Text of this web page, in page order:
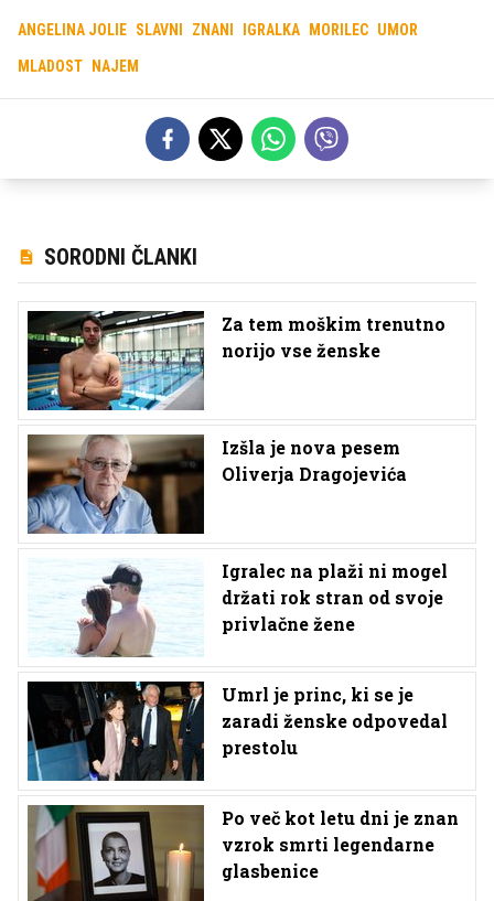
ANGELINA JOLIE SLAVNI ZNANI IGRALKA MORILEC UMOR
MLADOST NAJEM
SORODNI ČLANKI
Za tem moškim trenutno
norijo vse ženske
Izšla je nova pesem
Oliverja Dragojevića
Igralec na plaži ni mogel
držati rok stran od svoje
privlačne žene
Umrl je princ, ki se je
zaradi ženske odpovedal
prestolu
Po več kot letu dni je znan
vzrok smrti legendarne
glasbenice